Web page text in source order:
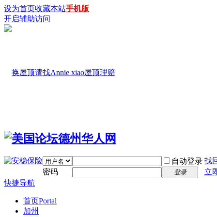
设为首页收藏本站手机版
开启辅助访问
自动登录 找
密码
登录
立
快捷导航
首页Portal
加州